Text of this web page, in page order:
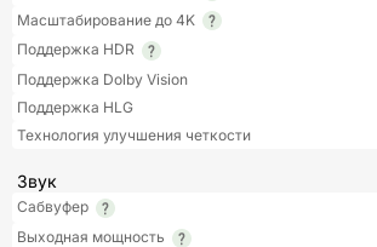
Масштабирование до 4K
Поддержка HDR
Поддержка Dolby Vision
Поддержка HLG
Технология улучшения четкости
Звук
Сабвуфер
Выходная мощность